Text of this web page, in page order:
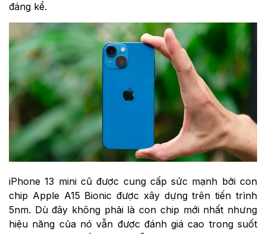
đáng kể.
iPhone 13 mini cũ được cung cấp sức mạnh bởi con
chip Apple A15 Bionic được xây dựng trên tiến trình
5nm. Dù đây không phải là con chip mới nhất nhưng
hiệu năng của nó vẫn được đánh giá cao trong suốt